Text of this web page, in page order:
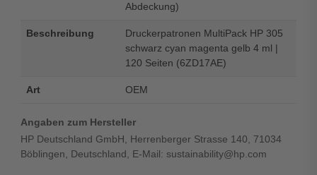
Abdeckung)
Beschreibung
Druckerpatronen MultiPack HP 305
schwarz cyan magenta gelb 4 ml |
120 Seiten (6ZD17AE)
Art OEM
Angaben zum Hersteller
HP Deutschland GmbH, Herrenberger Strasse 140, 71034
Böblingen, Deutschland, E-Mail: sustainability@hp.com